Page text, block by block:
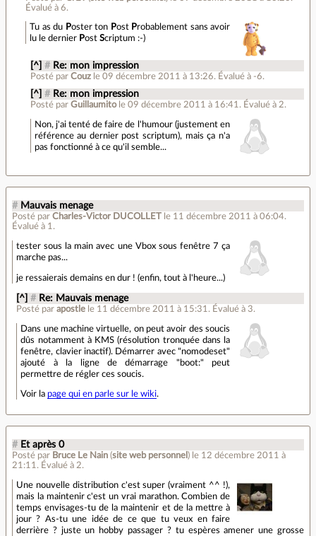
Évalué à6.
Tu as du Poster ton Post Probablement sans avoir
lu le dernier PostScriptum :-)
[^] # Re: mon impression
Posté par Couz le 09 décembre 2011 à 13:26.Évalué à -6.
[^] # Re: mon impression
Posté par Guillaumito le 09 décembre 2011 à 16:41.Évalué à 2.
Non, j'ai tenté de faire de l'humour (justement en
référence au dernier post scriptum), mais ça n'a
pas fonctionné à ce qu'il semble...
# Mauvais menage
Posté par Charles-Victor DUCOLLET le 11 décembre 2011 à 06:04.
Évalué à 1.
tester sous la main avec une Vbox sous fenêtre 7 ça
marche pas...
je ressaierais demains en dur ! (enfin, tout à l'heure...)
[^] # Re: Mauvais menage
Posté parapostle le 11 décembre 2011 à 15:31 . Évalué à 3.
Dans une machine virtuelle, on peut avoir des soucis
dûs notamment à KMS (résolution tronquée dans la
fenêtre, clavier inactif). Démarrer avec "nomodeset"
ajouté à la ligne de démarrage "boot:" peut
permettre de régler ces soucis.
Voir la page qui en parle sur le wiki.
# Et après 0
Posté par Bruce Le Nain (site web personnel ) le 12 décembre 2011 à
21:11 . Évalué à 2.
Une nouvelle distribution c'est super (vraiment ^^ !),
mais la maintenir c'est un vrai marathon. Combien de
temps envisages-tu de la maintenir et de la mettre à
jour ? As-tu une idée de ce que tu veux en faire
derrière ? juste un hobby passager ? tu espères amener une grosse